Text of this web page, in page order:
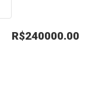
R$240000.00